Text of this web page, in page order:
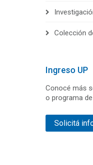
Colección
Ingreso UP
Conocé más
o programa de
Solicitá